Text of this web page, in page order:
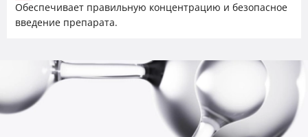
Обеспечивает правильную концентрацию и безопасное
введение препарата.